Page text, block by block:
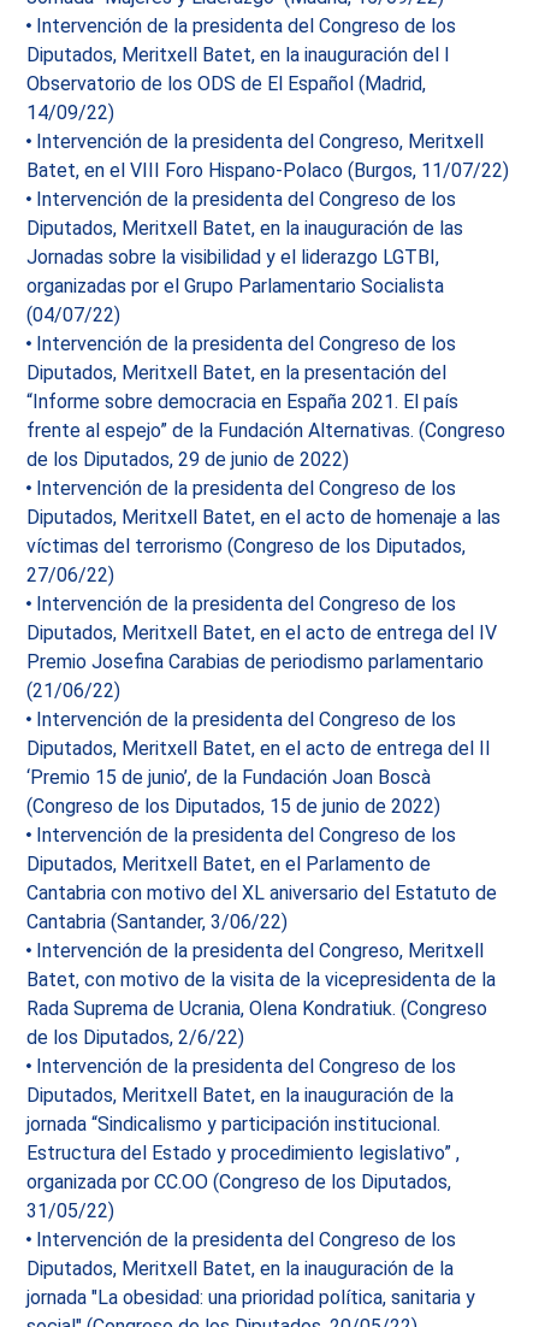
Intervención de la presidenta del Congreso de los
Diputados, Meritxell Batet, en la inauguración del I
Observatorio de los ODS de El Español (Madrid,
14/09/22)
Intervención de la presidenta del Congreso, Meritxell
Batet, en el VIII Foro Hispano-Polaco (Burgos, 11/07/22)
Intervención de la presidenta del Congreso de los
Diputados, Meritxell Batet, en la inauguración de las
Jornadas sobre la visibilidad y el liderazgo LGTBI,
organizadas por el Grupo Parlamentario Socialista
(04/07/22)
Intervención de la presidenta del Congreso de los
Diputados, Meritxell Batet, en la presentación del
“Informe sobre democracia en España 2021. El país
frente al espejo” de la Fundación Alternativas. (Congreso
de los Diputados, 29 de junio de 2022)
Intervención de la presidenta del Congreso de los
Diputados, Meritxell Batet, en el acto de homenaje a las
víctimas del terrorismo (Congreso de los Diputados,
27/06/22)
Intervención de la presidenta del Congreso de los
Diputados, Meritxell Batet, en el acto de entrega del IV
Premio Josefina Carabias de periodismo parlamentario
(21/06/22)
Intervención de la presidenta del Congreso de los
Diputados, Meritxell Batet, en el acto de entrega del II
‘Premio 15 de junio’, de la Fundación Joan Boscà
(Congreso de los Diputados, 15 de junio de 2022)
Intervención de la presidenta del Congreso de los
Diputados, Meritxell Batet, en el Parlamento de
Cantabria con motivo del XL aniversario del Estatuto de
Cantabria (Santander, 3/06/22)
Intervención de la presidenta del Congreso, Meritxell
Batet, con motivo de la visita de la vicepresidenta de la
Rada Suprema de Ucrania, Olena Kondratiuk. (Congreso
de los Diputados, 2/6/22)
Intervención de la presidenta del Congreso de los
Diputados, Meritxell Batet, en la inauguración de la
jornada “Sindicalismo y participación institucional.
Estructura del Estado y procedimiento legislativo” ,
organizada por CC.OO (Congreso de los Diputados,
31/05/22)
Intervención de la presidenta del Congreso de los
Diputados, Meritxell Batet, en la inauguración de la
jornada "La obesidad: una prioridad política, sanitaria y